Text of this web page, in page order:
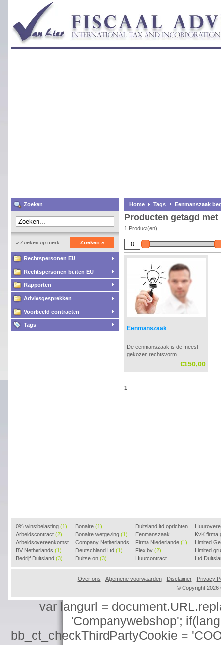
Zoeken
» Zoeken op merk Zoeken »
Rechtspersonen EU
Rechtspersonen buiten EU
Rapporten
Adviesgesprekken
Voorbeeld contracten
Tags
Home Tags Eenmanszaak
Producten getagd
1 Product(en)
Eenmanszaak
De eenmanszaak is de meest
gekozen rechtsvorm
starters/ZZP-ers. Wij zorgen
voor de inschrijving, aanvraag
de bankrekening aanvraag, en
€150,00
1
0% winstbelasting (1)
Arbeidscontract (2)
Arbeidsovereenkomst
(2)
BV Netherlands (1)
Bedrijf Duitsland (3)
Bonaire (1)
Bonaire wetgeving (1)
Company Netherlands
(1)
Deutschland Ltd (1)
Duitse on (3)
Duitsland ltd oprichten
(2)
Eenmanszaak
beginnen(1)
Firma Niederlande (1)
Flex bv (2)
Huurcontract
voorbeeld(3)
KvK firma
Limited
Limited
Ltd
Over ons - Algemene voorwaarden- Disclaimer- Privacy
© Copyright 2026
var langurl =
'Companywebshop';
bb_ct_checkThirdPartyCookie =